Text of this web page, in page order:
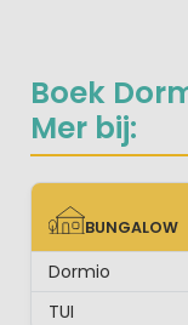
Boek
Mer bij:
BUNGALOW
BUNGALOW
Dormio
TUI